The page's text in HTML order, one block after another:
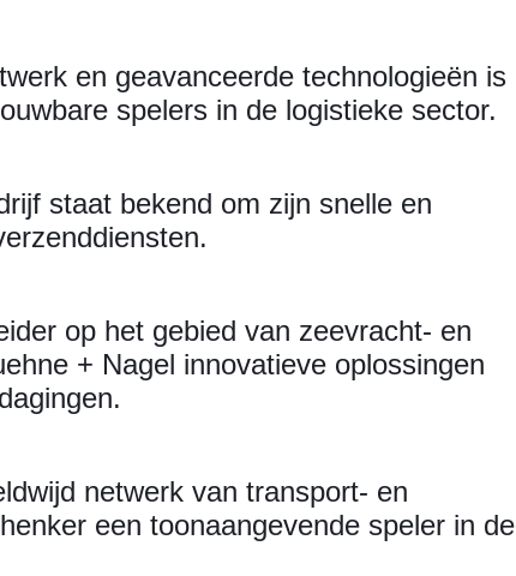
en geavanceerde technologieën is
spelers in de logistieke sector.
staat bekend om zijn snelle en
op het gebied van zeevracht- en
+ Nagel innovatieve oplossingen
netwerk van transport- en
een toonaangevende speler in de